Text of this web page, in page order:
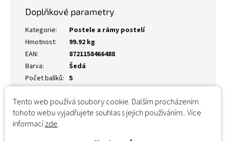
Tento web používá soubory cookie. Dalším procházením
tohoto webu vyjadřujete souhlas s jejich používáním.. Více
informacízde.
Doplňkové parametry
Kategorie:
Postele a rámy postelí
Hmotnost:
99.92 kg
EAN:
8721158466488
Barva:
Šedá
Počet balíků: 5